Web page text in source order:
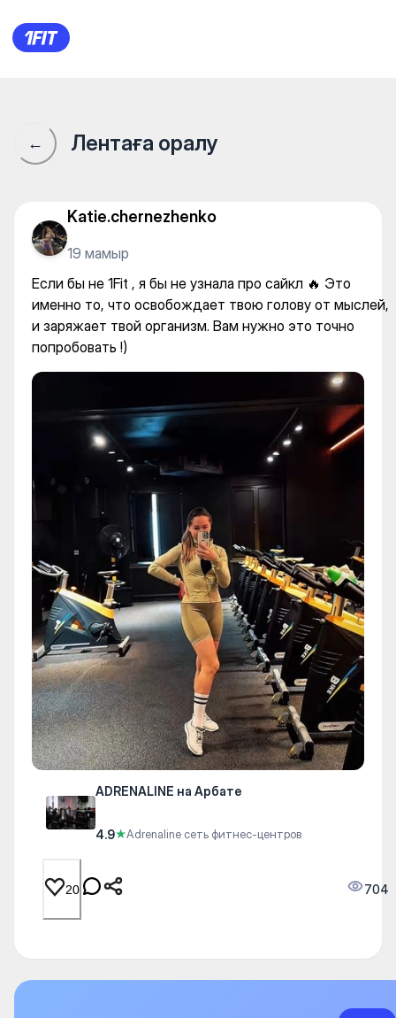
ADRENALINE на Арбате —
← Лентаға оралу
Katie.chernezhenko
19 мамыр
Если бы не 1Fit , я бы не узнала про сайкл 🔥 Это
именно то, что освобождает твою голову от мыслей,
и заряжает твой организм. Вам нужно это точно
попробовать !)
ADRENALINE на Арбате
4.9★Adrenaline сеть фитнес-центров
20 704